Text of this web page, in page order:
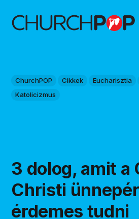
ChurchPOP Cikkek Eucharisztia
Katolicizmus
3 dolog, amit a
Christi
érdemes tudni